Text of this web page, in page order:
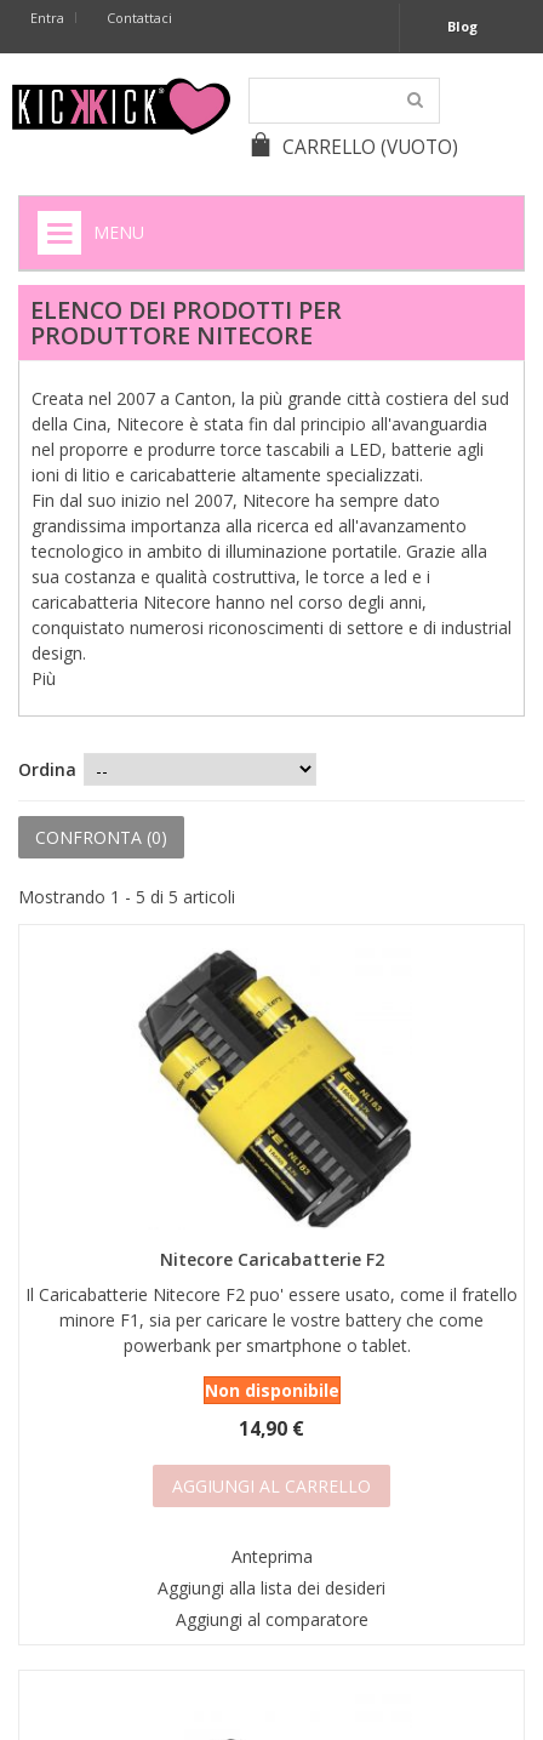
Entra Contattaci Blog
CARRELLO (VUOTO)
MENU
+
SIGARETTE ELETTRONICHE
+
CAPSULE CAFFÈ
BATTERIE APPARECCHI ACUSTICI
BATTERIE
PRODOTTI MONOUSO E TNT
FORNITURE ESTETICA
SEXY SHOP
+
CURA DELLA PERSONA
FAI DA TE
AUTO E MOTO
PROMOZIONI E COUPON
ARTICOLI IN OFFERTA
ELENCO DEI PRODOTTI PER
PRODUTTORE NITECORE
Creata nel 2007 a Canton, la più grande città costiera del sud
della Cina, Nitecore è stata fin dal principio all'avanguardia
nel proporre e produrre torce tascabili a LED, batterie agli
ioni di litio e caricabatterie altamente specializzati.
Fin dal suo inizio nel 2007, Nitecore ha sempre dato
grandissima importanza alla ricerca ed all'avanzamento
tecnologico in ambito di illuminazione portatile. Grazie alla
sua costanza e qualità costruttiva, le torce a led e i
caricabatteria Nitecore hanno nel corso degli anni,
conquistato numerosi riconoscimenti di settore e di industrial
design.
Più
Ordina
CONFRONTA (0)
Mostrando 1 - 5 di 5 articoli
Nitecore Caricabatterie F2
Il Caricabatterie Nitecore F2 puo' essere usato, come il fratello
minore F1, sia per caricare le vostre battery che come
powerbank per smartphone o tablet.
Non disponibile
14,90 €
AGGIUNGI AL CARRELLO
Anteprima
Aggiungi alla lista dei desideri
Aggiungi al comparatore